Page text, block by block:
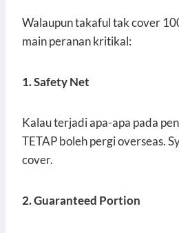
Walaupun takaful tak cover
main peranan kritikal:
1. Safety Net
Kalau terjadi apa-apa pada
TETAP boleh pergi overseas.
cover.
2. Guaranteed Portion